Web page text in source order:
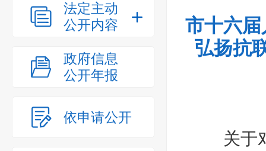
法定主动
公开内容
政府信息
公开年报
依申请公开
市十六
弘扬抗
关于